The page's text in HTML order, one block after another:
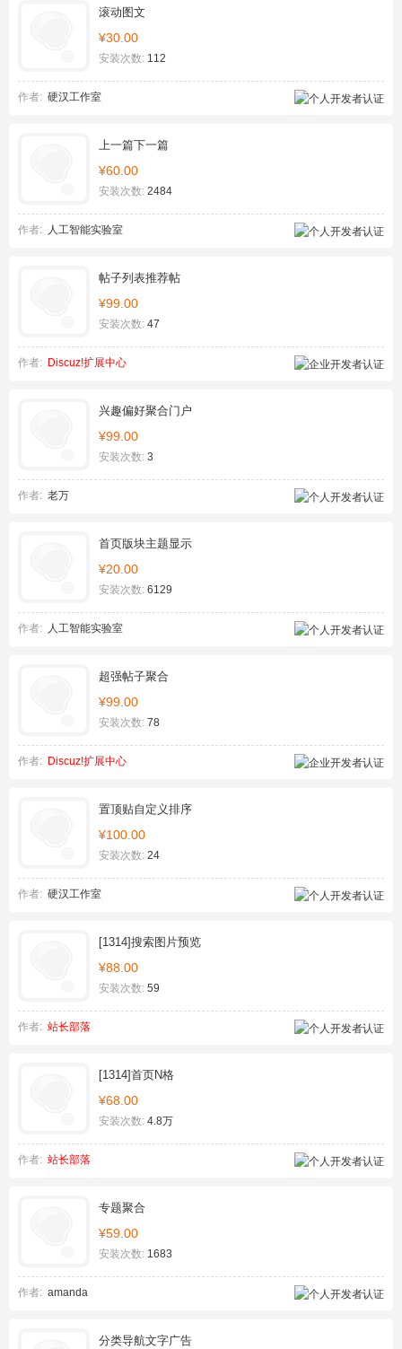
滚动图文
¥30.00
安装次数: 112
作者: 硬汉工作室
上一篇下一篇
¥60.00
安装次数: 2484
作者: 人工智能实验室
帖子列表推荐帖
¥99.00
安装次数: 47
作者: Discuz!扩展中心
兴趣偏好聚合门户
¥99.00
安装次数: 3
作者: 老万
首页版块主题显示
¥20.00
安装次数: 6129
作者: 人工智能实验室
超强帖子聚合
¥99.00
安装次数: 78
作者: Discuz!扩展中心
置顶贴自定义排序
¥100.00
安装次数: 24
作者: 硬汉工作室
[1314]搜索图片预览
¥88.00
安装次数: 59
作者: 站长部落
[1314]首页N格
¥68.00
安装次数: 4.8万
作者: 站长部落
专题聚合
¥59.00
安装次数: 1683
作者: amanda
分类导航文字广告